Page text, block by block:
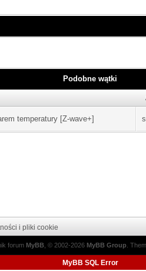
Podobne wątki
temperatury [Z-wave+]
i pliki cookie
forum MyBB , © 2002-2026 MyBB Group
MyBB SQL Error